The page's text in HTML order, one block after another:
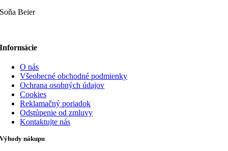
Soňa Beier
Informácie
O nás
Všeobecné obchodné podmienky
Ochrana osobných údajov
Cookies
Reklamačný poriadok
Odstúpenie od zmluvy
Kontaktujte nás
Výhody nákupu